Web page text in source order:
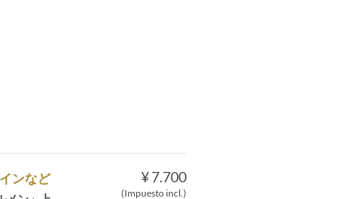
¥ 7.700
(Impuesto incl.)
ンなど